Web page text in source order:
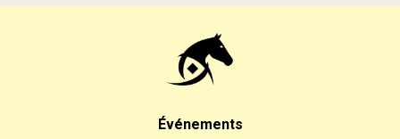
Événements